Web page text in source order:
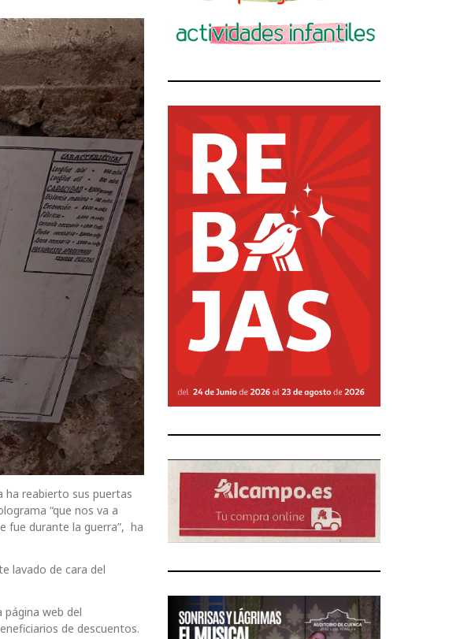
ha reabierto sus puertas
“que nos va a
fue durante la guerra”, ha
lavado de cara del
web del
de descuentos.